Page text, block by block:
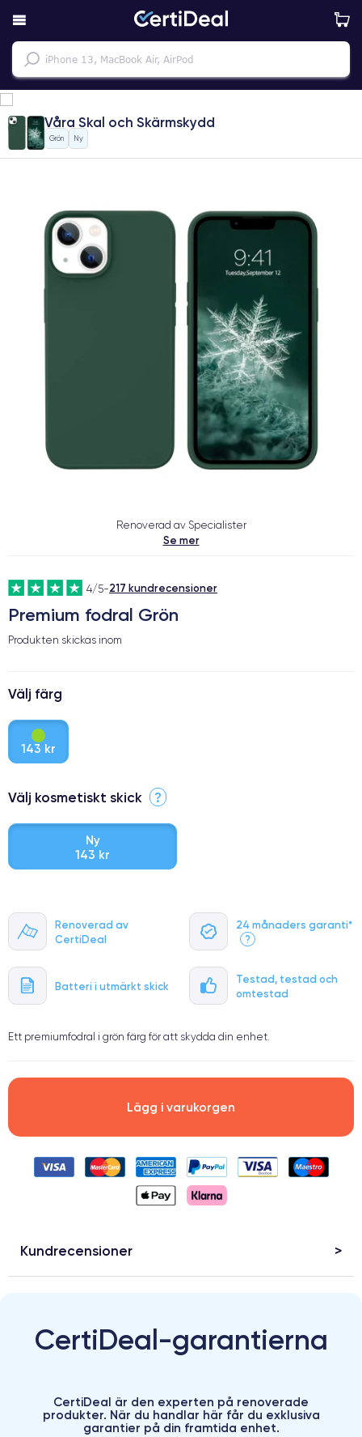
Våra Skal och Skärmskydd
Grön Ny
Renoverad av Specialister
Se mer
4/5-217 kundrecensioner
Premium fodral Grön
Produkten skickas inom
Renoverad av
CertiDeal
24 månaders garanti*
?
Batteri i utmärkt skick
Testad, testad och
omtestad
Välj färg
143 kr
Välj kosmetiskt skick ?
Ny
143 kr
●
● Oklanderlig kvalitetsskärm
● Endast 5% av våra telefoner har premiumklassning
Ett premiumfodral i grön färg för att skydda din enhet.
Lägg i varukorgen
Kundrecensioner
CertiDeal-garantierna
CertiDeal är den experten på renoverade
produkter. När du handlar här får du exklusiva
garantier på din framtida enhet.